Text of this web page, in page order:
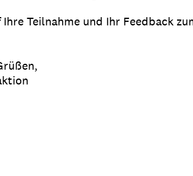
Teilnahme und Ihr Feedback